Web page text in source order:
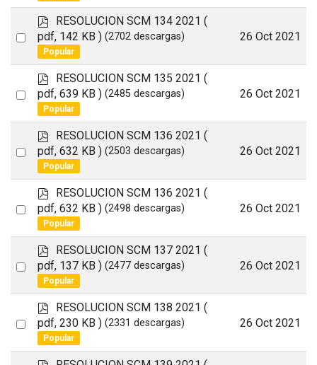
Select
p
d
f
RESOLUCION SCM 134 2021 (
pdf, 142 KB ) (2702 descargas)
Popular
26 Oct 2021
Select
p
d
f
RESOLUCION SCM 135 2021 (
pdf, 639 KB ) (2485 descargas)
Popular
26 Oct 2021
Select
p
d
f
RESOLUCION SCM 136 2021 (
pdf, 632 KB ) (2503 descargas)
Popular
26 Oct 2021
Select
p
d
f
RESOLUCION SCM 136 2021 (
pdf, 632 KB ) (2498 descargas)
Popular
26 Oct 2021
Select
p
d
f
RESOLUCION SCM 137 2021 (
pdf, 137 KB ) (2477 descargas)
Popular
26 Oct 2021
Select
p
d
f
RESOLUCION SCM 138 2021 (
pdf, 230 KB ) (2331 descargas)
Popular
26 Oct 2021